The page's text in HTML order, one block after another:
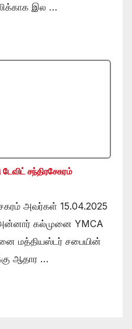
இல …
சந்திரசேகரம்
அவர்கள் 15.04.2025
கல்முனை YMCA
மத்தியஸ்டர் சபையின்
ஆதார …